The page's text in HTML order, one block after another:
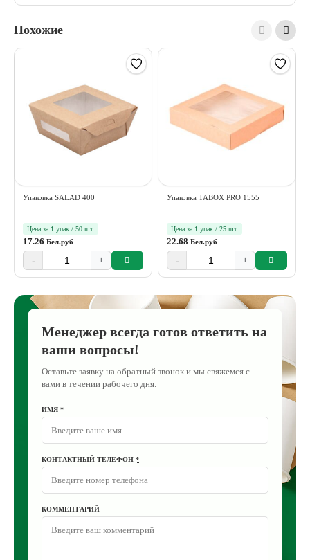
Похожие
Упаковка SALAD 400
Цена за 1 упак / 50 шт.
17.26 Бел.руб
- +
Упаковка TABOX PRO 1555
Цена за 1 упак / 25 шт.
22.68 Бел.руб
- +
Менеджер всегда готов ответить на
ваши вопросы!
Оставьте заявку на обратный звонок и мы свяжемся с
вами в течении рабочего дня.
ИМЯ *
КОНТАКТНЫЙ ТЕЛЕФОН *
КОММЕНТАРИЙ